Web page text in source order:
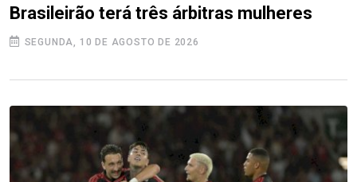
Brasileirão terá três árbitras mulheres
SEGUNDA, 10 DE AGOSTO DE 2026